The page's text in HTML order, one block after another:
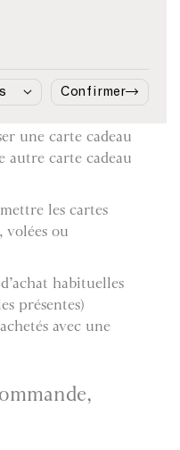
Aucun
ne sera effectué.
une carte cadeau
autre carte cadeau
les cartes
volées ou
habituelles
présentes)
avec une
Confirmer